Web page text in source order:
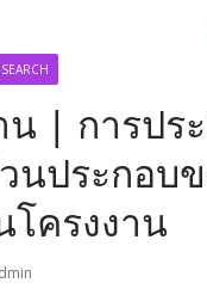
น | การปร
นประกอบ
โครงงาน